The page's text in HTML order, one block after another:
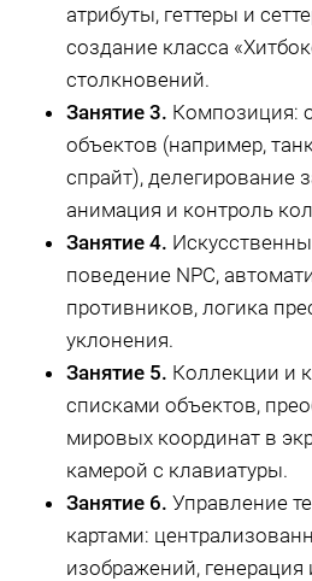
атрибуты, геттеры и
создание класса
столкновений.
Занятие 3. Композиция:
объектов (например,
спрайт), делегирование
анимация и контроль
Занятие 4.
поведение NPC,
противников, логика
уклонения.
Занятие 5. Коллекции и
списками объектов,
мировых координат в
камерой с клавиатуры.
Занятие 6. Управление
картами:
изображений, генерация